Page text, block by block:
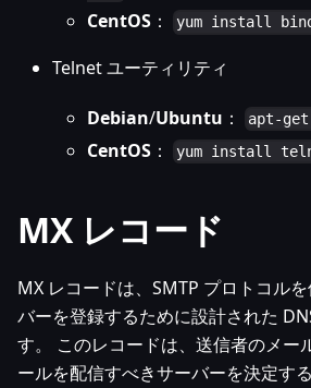
CentOS ： yum install
Telnet ユーティリティ
Debian/Ubuntu ： apt-
CentOS ： yum install
MX レコード
MX レコードは、SMTP プロトコル
バーを登録するために設計された
す。 このレコードは、送信者のメー
ールを配信すべきサーバーを決定す